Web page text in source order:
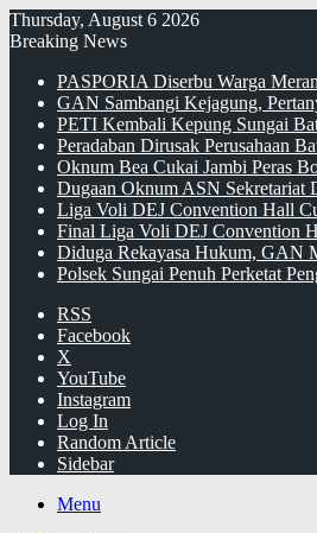
Thursday, August 6 2026
Breaking News
PASPORIA Diserbu Warga
GAN Sambangi Kejagung,
PETI Kembali Kepung Sungai
Peradaban Dirusak Perusahaan
Oknum Bea Cukai Jambi Peras
Dugaan Oknum ASN Sekretariat
Liga Voli DEJ Convention Hall
Final Liga Voli DEJ Convention
Diduga Rekayasa Hukum, GAN
Polsek Sungai Penuh Perketat
RSS
Facebook
X
YouTube
Instagram
Log In
Random Article
Sidebar
Menu